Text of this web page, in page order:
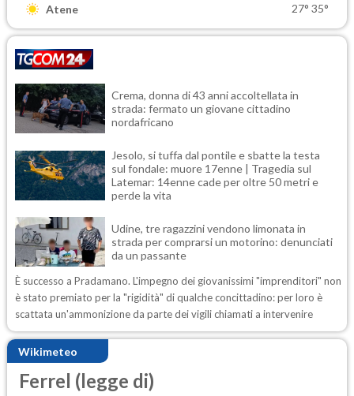
Atene 27° 35°
Crema, donna di 43 anni accoltellata in
strada: fermato un giovane cittadino
nordafricano
Jesolo, si tuffa dal pontile e sbatte la testa
sul fondale: muore 17enne | Tragedia sul
Latemar: 14enne cade per oltre 50 metri e
perde la vita
Udine, tre ragazzini vendono limonata in
strada per comprarsi un motorino: denunciati
da un passante
È successo a Pradamano. L'impegno dei giovanissimi "imprenditori" non
è stato premiato per la "rigidità" di qualche concittadino: per loro è
scattata un'ammonizione da parte dei vigili chiamati a intervenire
Wikimeteo
Ferrel (legge di)